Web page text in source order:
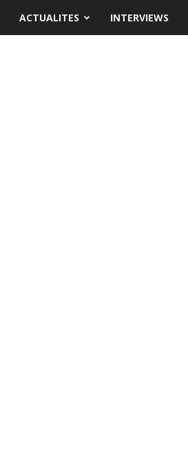
ACTUALITES INTERVIEWS